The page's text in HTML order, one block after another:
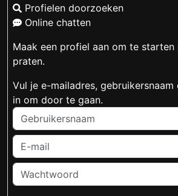
Profielen doorzoeken
Online chatten
Maak een profiel aan om te starten
praten.
Vul je e-mailadres,
in om door te gaan.